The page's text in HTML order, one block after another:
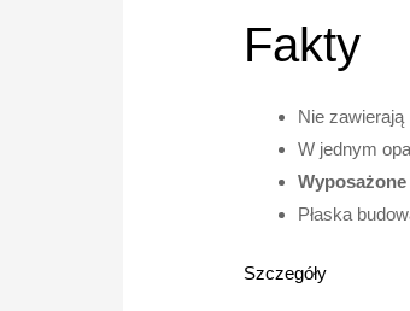
Fakty
Nie zawierają
W jednym
Płaska
Szczegóły